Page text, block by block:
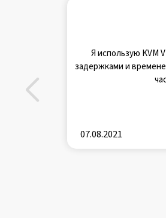
Я использую KVM
задержками и
07.08.2021